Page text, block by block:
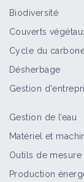
Biodiversité
Couverts
Cycle du
Désherbage
Gestion
Gestion de l’eau
Matériel et
Outils de mesure
Production